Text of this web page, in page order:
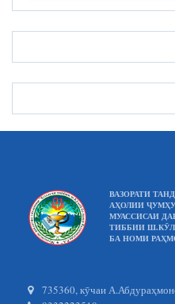
ВАЗОРАТИ
АҲОЛИИ
МУАССИСАИ
ТИББИИ
БА НОМИ
735360, кӯчаи